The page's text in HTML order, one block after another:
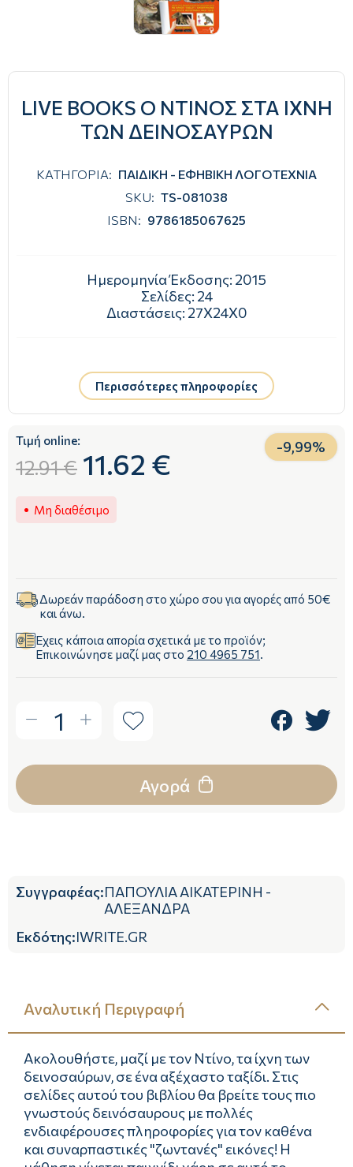
LIVE BOOKS Ο ΝΤΙΝΟΣ ΣΤΑ ΙΧΝΗ
ΤΩΝ ΔΕΙΝΟΣΑΥΡΩΝ
ΚΑΤΗΓΟΡΙΑ: ΠΑΙΔΙΚΗ - ΕΦΗΒΙΚΗ ΛΟΓΟΤΕΧΝΙΑ
SKU: TS-081038
ISBN: 9786185067625
Ημερομηνία Έκδοσης: 2015
Σελίδες: 24
Διαστάσεις: 27Χ24Χ0
Περισσότερες πληροφορίες
Τιμή online:
12.91 € 11.62 € -9,99%
Μη διαθέσιμο
Δωρεάν παράδοση στο χώρο σου για αγορές από 50€
και άνω.
Έχεις κάποια απορία σχετικά με το προϊόν;
Επικοινώνησε μαζί μας στο 210 4965 751.
1
Αγορά
Συγγραφέας:ΠΑΠΟΥΛΙΑ ΑΙΚΑΤΕΡΙΝΗ -
ΑΛΕΞΑΝΔΡΑ
Εκδότης:IWRITE.GR
Αναλυτική Περιγραφή
Ακολουθήστε, µαζί µε τον Ντίνο, τα ίχνη των
δεινοσαύρων, σε ένα αξέχαστο ταξίδι. Στις
σελίδες αυτού του βιβλίου θα βρείτε τους πιο
γνωστούς δεινόσαυρους µε πολλές
ενδιαφέρουσες πληροφορίες για τον καθένα
και συναρπαστικές "ζωντανές" εικόνες! Η